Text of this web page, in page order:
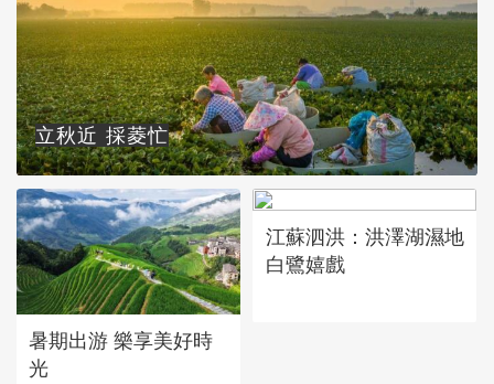
立秋近 採菱忙
暑期出游 樂享美好時
光
江蘇泗洪：洪澤湖濕地
白鷺嬉戲